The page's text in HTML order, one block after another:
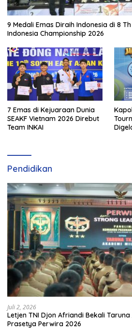
9 Medali Emas Diraih Indonesia di 8
Indonesia Championship 2026
7 Emas di Kejuaraan Dunia
SEAKF Vietnam 2026 Direbut
Team INKAI
Pendidikan
Juli 2, 2026
Letjen TNI Djon Afriandi Bekali
Prasetya Perwira 2026